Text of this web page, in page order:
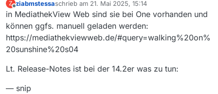
Z
Offline
ziabmstessaschrieb am 21. Mai 2025, 15:14
zuletzt editiert von
in MediathekView Web sind sie bei One vorhanden und
können ggfs. manuell geladen werden:
https://mediathekviewweb.de/#query=walking%20on%
20sunshine%20s04
Lt. Release-Notes ist bei der 14.2er was zu tun:
— snip